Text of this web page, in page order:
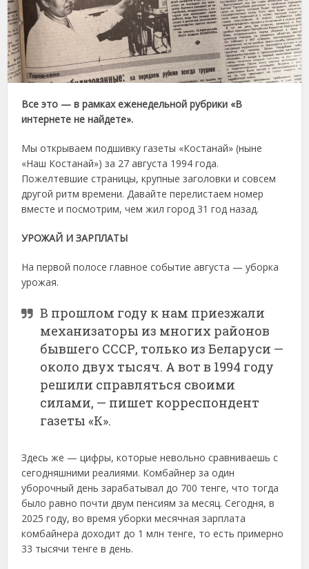
Все это — в рамках еженедельной рубрики «В
интернете не найдете».
Мы открываем подшивку газеты «Костанай» (ныне
«Наш Костанай») за 27 августа 1994 года.
Пожелтевшие страницы, крупные заголовки и совсем
другой ритм времени. Давайте перелистаем номер
вместе и посмотрим, чем жил город 31 год назад.
УРОЖАЙ И ЗАРПЛАТЫ
На первой полосе главное событие августа — уборка
урожая.
В прошлом году к нам приезжали
механизаторы из многих районов
бывшего СССР, только из Беларуси —
около двух тысяч. А вот в 1994 году
решили справляться своими
силами, — пишет корреспондент
газеты «К».
Здесь же — цифры, которые невольно сравниваешь с
сегодняшними реалиями. Комбайнер за один
уборочный день зарабатывал до 700 тенге, что тогда
было равно почти двум пенсиям за месяц. Сегодня, в
2025 году, во время уборки месячная зарплата
комбайнера доходит до 1 млн тенге, то есть примерно
33 тысячи тенге в день.